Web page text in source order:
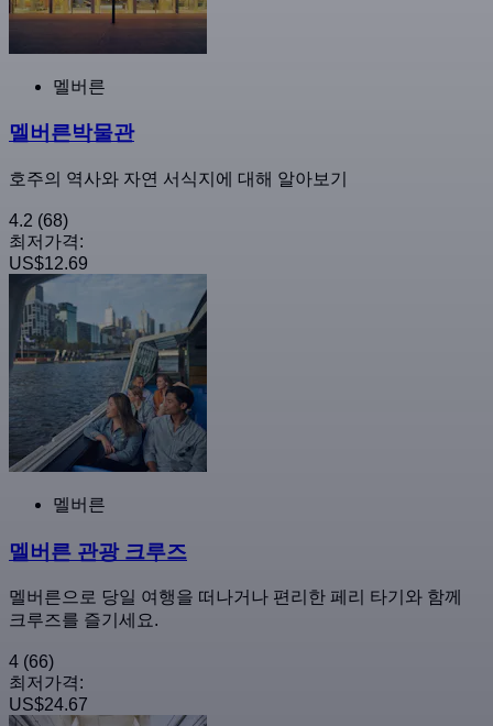
멜버른
멜버른박물관
호주의 역사와 자연 서식지에 대해 알아보기
4.2 (68)
최저가격:
US$12.69
멜버른
멜버른 관광 크루즈
멜버른으로 당일 여행을 떠나거나 편리한 페리 타기와 함께
크루즈를 즐기세요.
4 (66)
최저가격:
US$24.67